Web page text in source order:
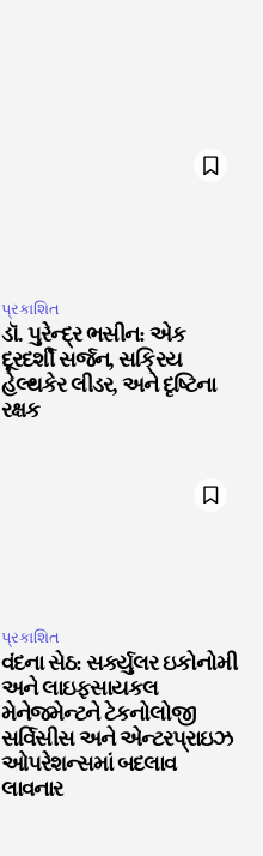
પ્રકાશિત
ડૉ. પુરેન્દ્ર ભસીન: એક
દૂરદર્શી સર્જન, સક્રિય
હેલ્થકેર લીડર, અને દૃષ્ટિના
રક્ષક
પ્રકાશિત
વંદના સેઠ: સર્ક્યુલર ઇકોનોમી
અને લાઇફસાયકલ
મેનેજમેન્ટને ટેકનોલોજી
સર્વિસીસ અને એન્ટરપ્રાઇઝ
ઓપરેશન્સમાં બદલાવ
લાવનાર